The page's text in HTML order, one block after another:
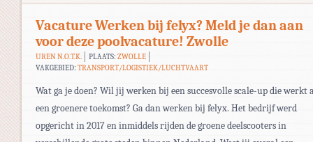
Vacature Werken bij felyx? Meld je dan aan
voor deze poolvacature! Zwolle
UREN N.O.T.K. PLAATS: ZWOLLE
VAKGEBIED: TRANSPORT/LOGISTIEK/LUCHTVAART
Wat ga je doen? Wil jij werken bij een succesvolle scale-up die werkt
een groenere toekomst? Ga dan werken bij felyx. Het bedrijf werd
opgericht in 2017 en inmiddels rijden de groene deelscooters in